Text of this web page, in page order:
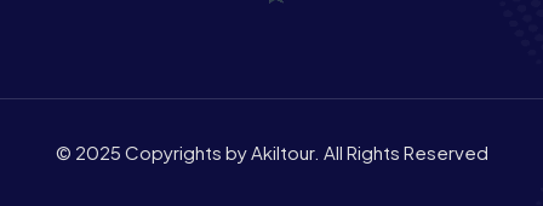
© 2025 Copyrights by Akiltour. All Rights Reserved